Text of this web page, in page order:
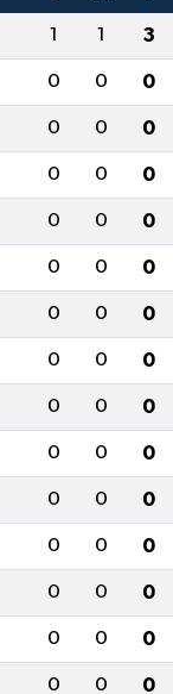
1 1 3
0 0 0
0 0 0
0 0 0
0 0 0
0 0 0
0 0 0
0 0 0
0 0 0
0 0 0
0 0 0
0 0 0
0 0 0
0 0 0
0 0 0